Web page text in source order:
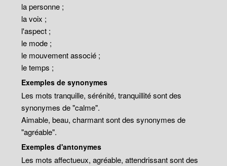
la personne ;
la voix ;
l'aspect ;
le mode ;
le mouvement associé ;
le temps ;
Exemples de synonymes
Les mots tranquille, sérénité, tranquillité sont des
synonymes de "calme".
Aimable, beau, charmant sont des synonymes de
"agréable".
Exemples d'antonymes
Les mots affectueux, agréable, attendrissant sont des